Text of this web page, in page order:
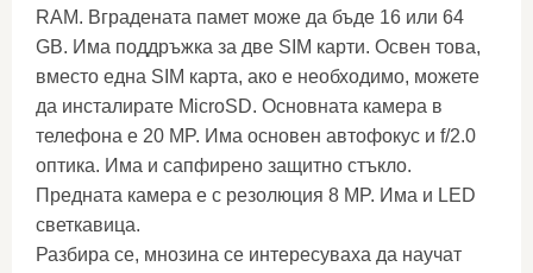
RAM. Вградената памет може да бъде 16 или 64
GB. Има поддръжка за две SIM карти. Освен това,
вместо една SIM карта, ако е необходимо, можете
да инсталирате MicroSD. Основната камера в
телефона е 20 MP. Има основен автофокус и f/2.0
оптика. Има и сапфирено защитно стъкло.
Предната камера е с резолюция 8 MP. Има и LED
светкавица.
Разбира се, мнозина се интересуваха да научат